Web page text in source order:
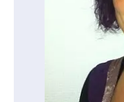
Compétence 04 :
travailler sur une
Module 07 :
régression en âge
Module 08 : Aider
ressources dans le